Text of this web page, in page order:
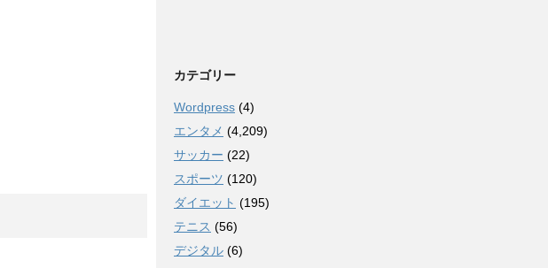
カテゴリー
Wordpress (4)
エンタメ (4,209)
サッカー (22)
スポーツ (120)
ダイエット (195)
テニス (56)
デジタル (6)